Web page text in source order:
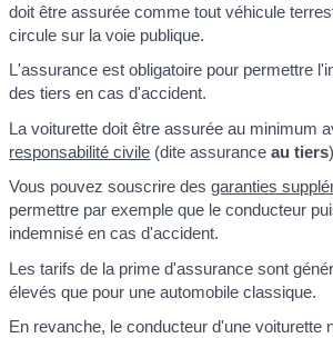
doit être assurée comme tout véhicule
circule sur la voie publique.
L'assurance est obligatoire pour permettre
des tiers en cas d'accident.
La voiturette doit être assurée au minimum
responsabilité civile (dite assuranceau tiers
Vous pouvez souscrire desgaranties
permettre par exemple que le conducteur
indemnisé en cas d'accident.
Les tarifs de la prime d'assurance sont
élevés que pour une automobile classique.
En revanche, le conducteur d'une voiturette